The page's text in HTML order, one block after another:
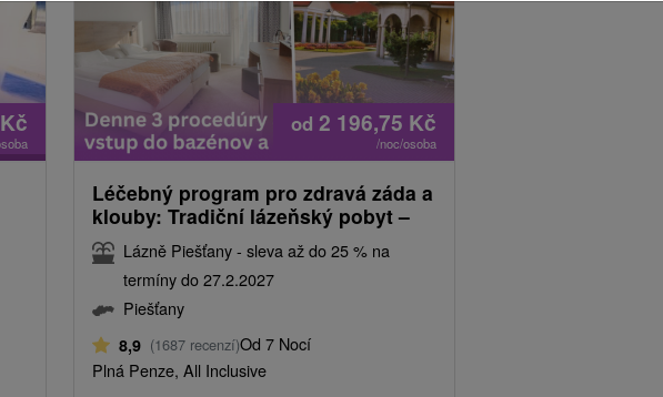
Kč od 2 196,75 Kč
/noc/osoba
Léčebný program pro zdravá záda a
klouby: Tradiční lázeňský pobyt –
Lázně Piešťany - sleva až do 25 % na
termíny do 27.2.2027
Piešťany
8,9 (1687 recenzí)Od 7 Nocí
Plná Penze, All Inclusive